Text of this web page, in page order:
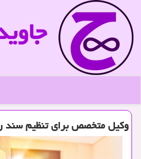
وكیل متخصص برای تنظیم